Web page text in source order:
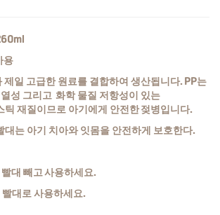
용
제일 고급한 원료를 결합하여 생산됩니다. PP는
성 그리고 화학 물질 저항성이 있는
틱 재질이므로 아기에게 안전한 젖병입니다.
대는 아기 치아와 잇몸을 안전하게 보호한다.
대 빼고 사용하세요.
대로 사용하세요.